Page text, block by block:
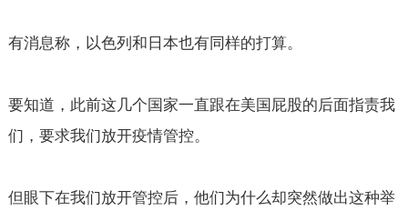
有消息称，以色列和日本也有同样的打算。
要知道，此前这几个国家一直跟在美国屁股的后面指责我
们，要求我们放开疫情管控。
但眼下在我们放开管控后，他们为什么却突然做出这种举